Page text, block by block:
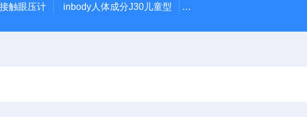
触眼压计 inbody人体成分J30儿童型 5900型美国DJO吞咽障碍